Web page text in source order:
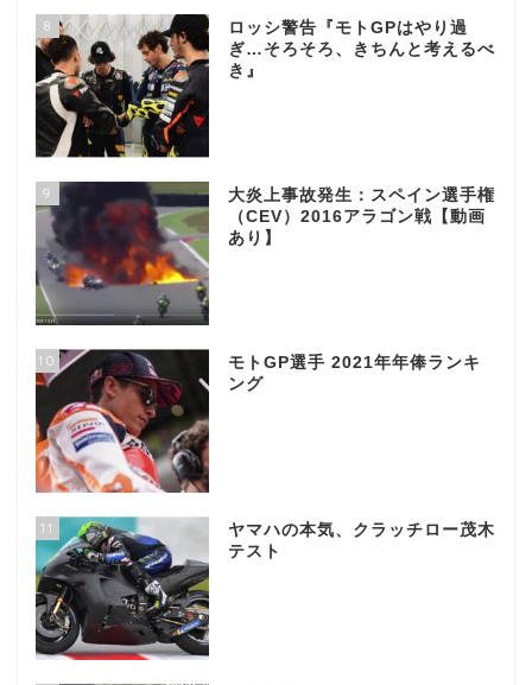
8
ロッシ警告『モトGPはやり過
ぎ…そろそろ、きちんと考えるべ
き』
9
大炎上事故発生：スペイン選手権
（CEV）2016アラゴン戦【動画
あり】
10
モトGP選手 2021年年俸ランキ
ング
11
ヤマハの本気、クラッチロー茂木
テスト